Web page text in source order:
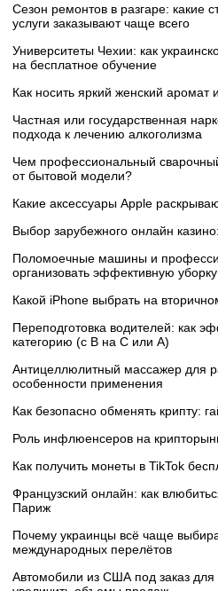
Сезон ремонтов в разгаре: какие
услуги заказывают чаще всего
Университеты Чехии: как
на бесплатное обучение
Как носить яркий женский
Частная или государственная
подхода к лечению алкоголизма
Чем профессиональный
от бытовой модели?
Какие аксессуары Apple
Выбор зарубежного онлайн
Поломоечные машины и
организовать эффективную
Какой iPhone выбрать на
Переподготовка водителей: как
категорию (с B на C или А)
Антицеллюлитный массажер для
особенности применения
Как безопасно обменять крипту:
Роль инфлюенсеров на
Как получить монеты в TikTok
Французский онлайн: как
Париж
Почему украинцы всё чаще
международных перелётов
Автомобили из США под заказ для